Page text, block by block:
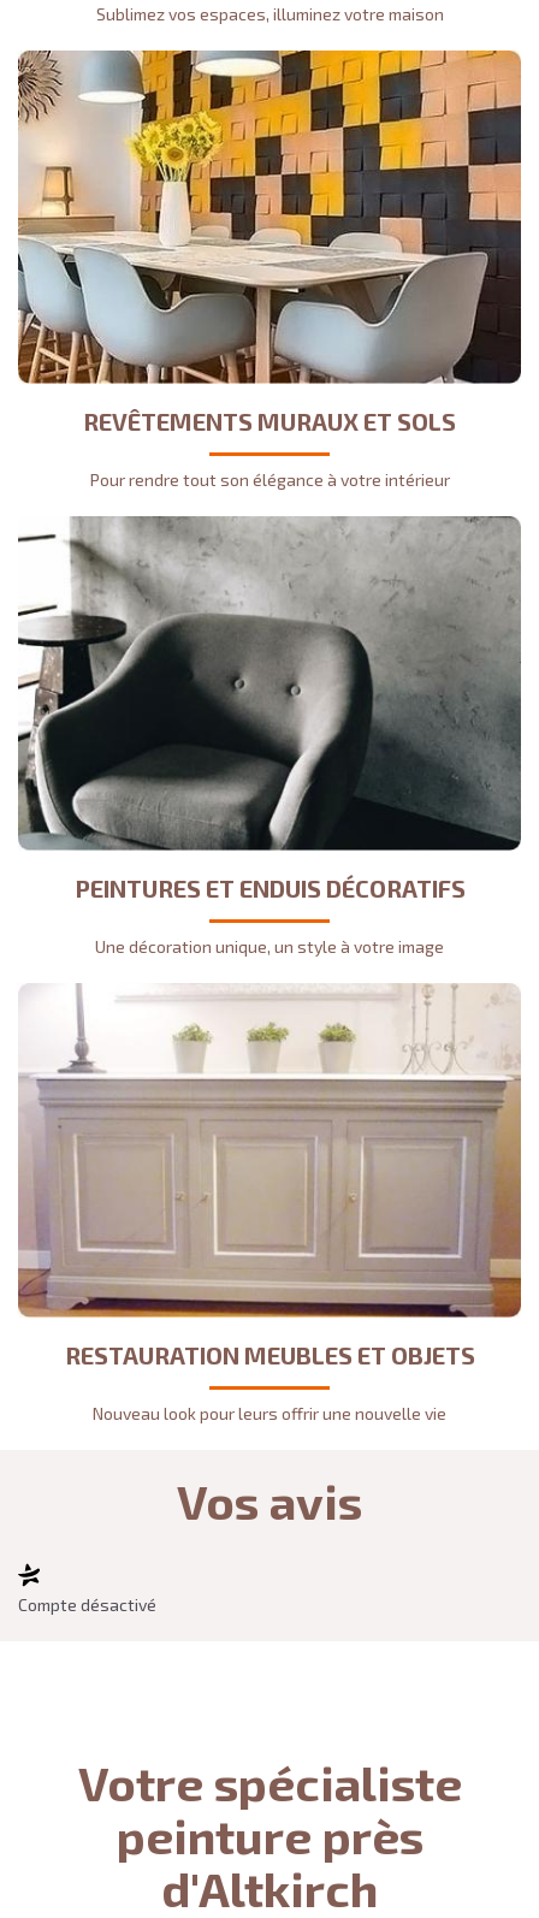
Sublimez vos espaces, illuminez votre maison
REVÊTEMENTS MURAUX ET SOLS
Pour rendre tout son élégance à votre intérieur
PEINTURES ET ENDUIS DÉCORATIFS
Une décoration unique, un style à votre image
RESTAURATION MEUBLES ET OBJETS
Nouveau look pour leurs offrir une nouvelle vie
Vos avis
Compte désactivé
Votre spécialiste
peinture près
d'Altkirch